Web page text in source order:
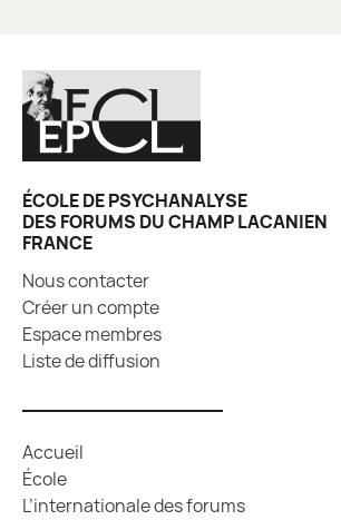
ÉCOLE DE PSYCHANALYSE
DES FORUMS DU CHAMP LACANIEN
FRANCE
Nous contacter
Créer un compte
Espace membres
Liste de diffusion
Accueil
École
L’internationale des forums